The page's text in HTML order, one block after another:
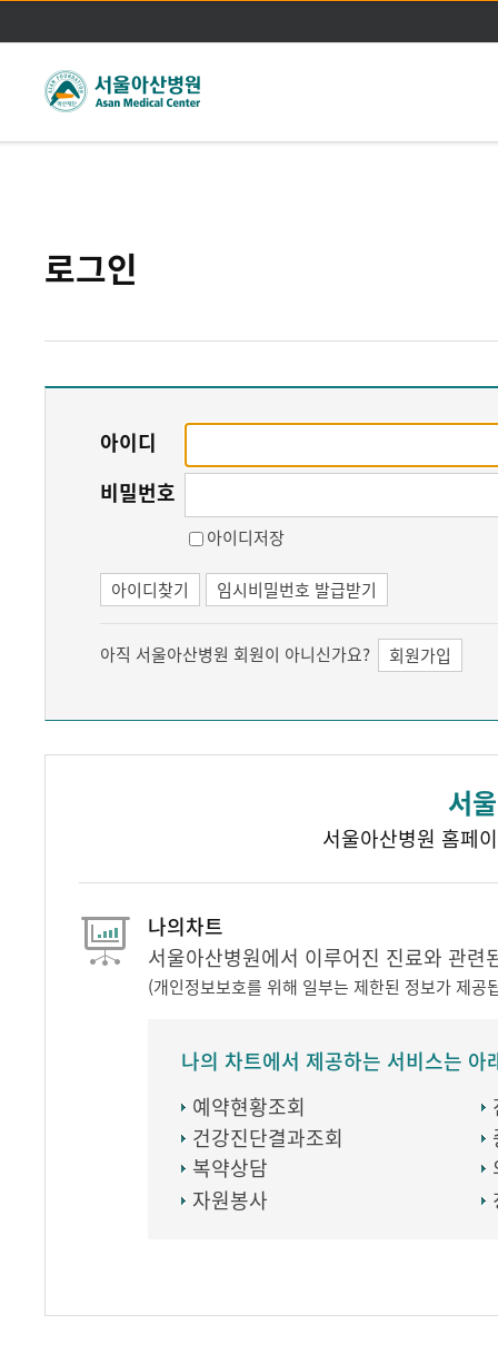
주메뉴바로가기
본문바로가기
로그인
아이디
비밀번호
아이디저장
아이디찾기 임시비밀번호 발급받기
아직 서울아산병원 회원이 아니신가요? 회원가입
서
서울아산병원 홈페
나의차트
서울아산병원에서 이루어진 진료와 관
(개인정보보호를 위해 일부는 제한된 정보가 제공
나의 차트에서 제공하는 서비스는 아
예약현황조회
건강진단결과조회
복약상담
자원봉사